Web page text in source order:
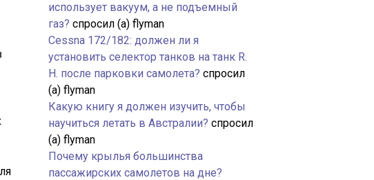
использует вакуум, а не подъемный
газ? спросил (а) flyman
Cessna 172/182: должен ли я
установить селектор танков на танк R.
H. после парковки самолета? спросил
(а) flyman
Какую книгу я должен изучить, чтобы
научиться летать в Австралии? спросил
(а) flyman
Почему крылья большинства
пассажирских самолетов на дне?